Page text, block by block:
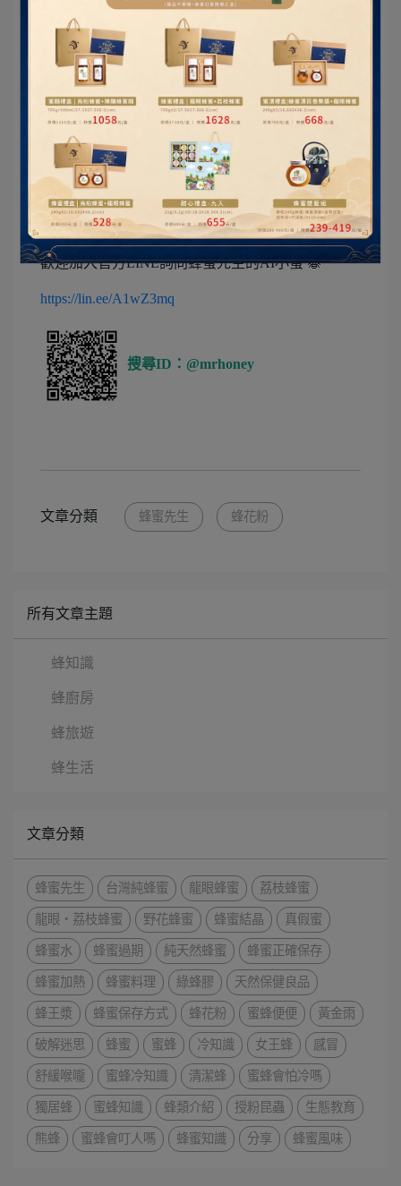
化、保持香味。
❄️ 冷凍保存（長期）
建議大量購買或需要保存半年以上者。可使用夾鏈
袋或密封罐裝好，放進冷凍庫（-18°C以下），以防
止變質、蟲蛀、營養流失。
🌡️ 常溫保存（不建議）
建議放置在乾燥、陰涼、通風環境，且短期內會享
用完畢。風險在於高溫潮濕易發霉、氧化、受潮結
塊，甚至吸引蟲子。
若是對蜂花粉想要更多瞭解 📚
歡迎加入官方LINE詢問蜂蜜先生的AI小蜜 🐝
https://lin.ee/A1wZ3mq
搜尋ID：@mrhoney
文章分類 蜂蜜先生 蜂花粉
所有文章主題
蜂知識
蜂廚房
蜂旅遊
蜂生活
文章分類
蜂蜜先生 台灣純蜂蜜 龍眼蜂蜜 荔枝蜂蜜
龍眼・荔枝蜂蜜 野花蜂蜜 蜂蜜結晶 真假蜜
蜂蜜水 蜂蜜過期 純天然蜂蜜 蜂蜜正確保存
蜂蜜加熱 蜂蜜料理 綠蜂膠 天然保健良品
蜂王漿 蜂蜜保存方式 蜂花粉 蜜蜂便便 黃金雨
破解迷思 蜂蜜 蜜蜂 冷知識 女王蜂 感冒
舒緩喉嚨 蜜蜂冷知識 清潔蜂 蜜蜂會怕冷嗎
獨居蜂 蜜蜂知識 蜂類介紹 授粉昆蟲 生態教育
熊蜂 蜜蜂會叮人嗎 蜂蜜知識 分享 蜂蜜風味